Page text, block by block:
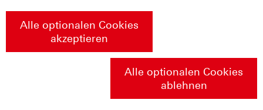
Alle optionalen Cookies
akzeptieren
Alle optionalen Cookies
ablehnen